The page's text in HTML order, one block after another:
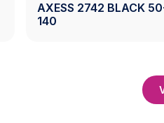
DEMI 50-20-140